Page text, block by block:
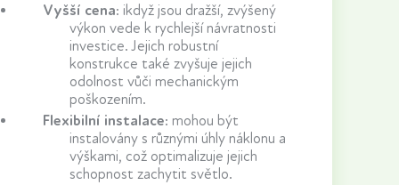
Vyšší cena: ikdyž jsou dražší, zvýšený
výkon vede k rychlejší návratnosti
investice. Jejich robustní
konstrukce také zvyšuje jejich
odolnost vůči mechanickým
poškozením.
Flexibilní instalace: mohou být
instalovány s různými úhly náklonu a
výškami, což optimalizuje jejich
schopnost zachytit světlo.